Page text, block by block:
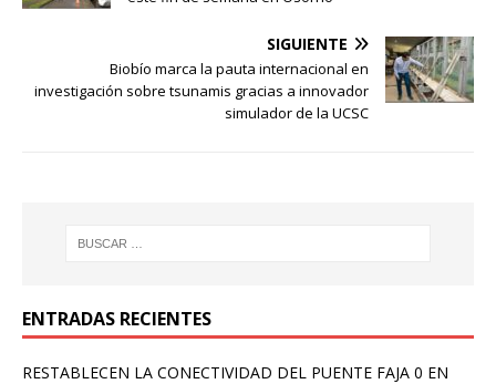
SIGUIENTE
Biobío marca la pauta internacional en
investigación sobre tsunamis gracias a innovador
simulador de la UCSC
ENTRADAS RECIENTES
RESTABLECEN LA CONECTIVIDAD DEL PUENTE FAJA 0 EN